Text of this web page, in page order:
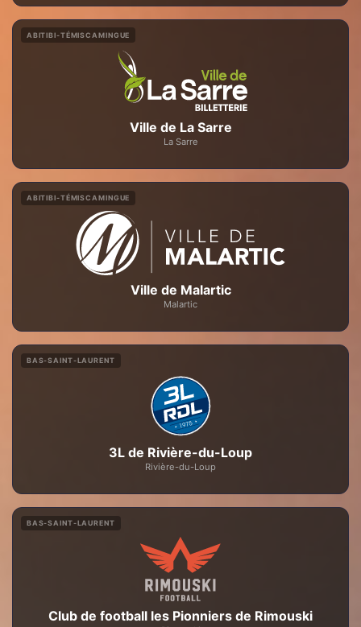
ABITIBI-TÉMISCAMINGUE
Ville de La Sarre
La Sarre
ABITIBI-TÉMISCAMINGUE
Ville de Malartic
Malartic
BAS-SAINT-LAURENT
3L de Rivière-du-Loup
Rivière-du-Loup
BAS-SAINT-LAURENT
Club de football les Pionniers de Rimouski